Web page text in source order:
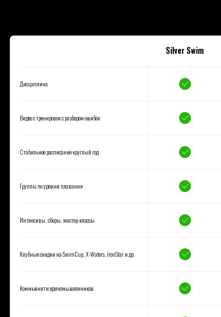
Silver Swim
Дисциплина
Видео с тренировок с разбором ошибок
Стабильное расписание круглый год
Группы по уровню плавания
Интенсивы, сборы, мастер-классы
Клубные скидки на SwimCup, X-Waters, IronStar и др.
Коммьюнити единомышленников